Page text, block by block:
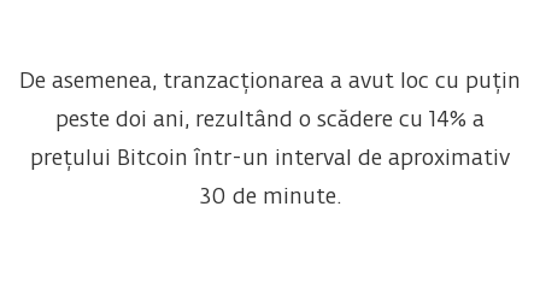
De asemenea, tranzacționarea a avut loc cu puțin
peste doi ani, rezultând o scădere cu 14% a
prețului Bitcoin într-un interval de aproximativ
30 de minute.